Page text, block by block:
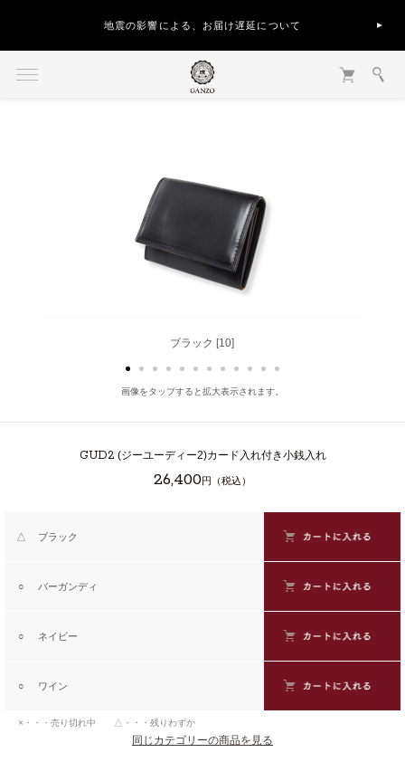
地震の影響による、お届け遅延について
ブラック [10]
バーガンディ [56]
画像をタップすると拡大表示されます。
GUD2 (ジーユーディー2)カード入れ付き小銭入れ
26,400円（税込）
△ ブラック
○ バーガンディ
○ ネイビー
○ ワイン
×・・・売り切れ中 △・・・残りわずか
同じカテゴリーの商品を見る